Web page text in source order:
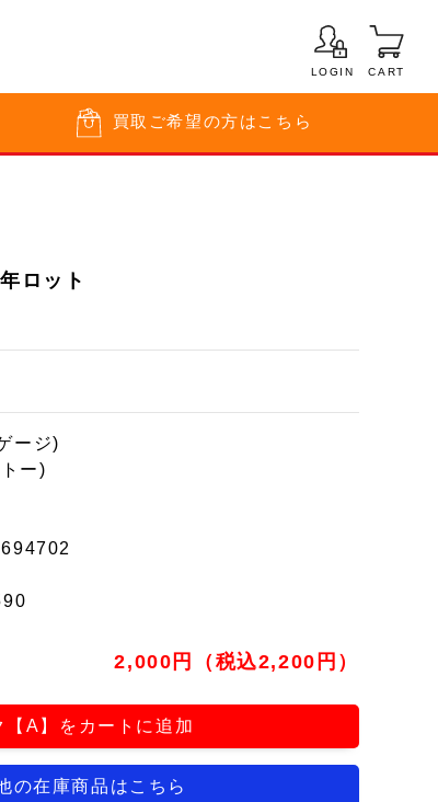
LOGIN CART
買取 ご希望の方はこちら
ロット
ージ)
ー)
2,000円（税込2,200円）
【A】をカートに追加
の在庫商品はこちら